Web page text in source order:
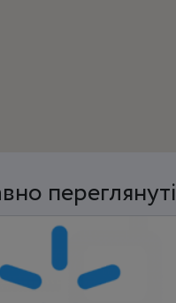
переглянуті